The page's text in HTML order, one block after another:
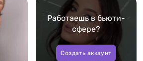
Работаешь в бьюти-
сфере?
Создать аккаунт